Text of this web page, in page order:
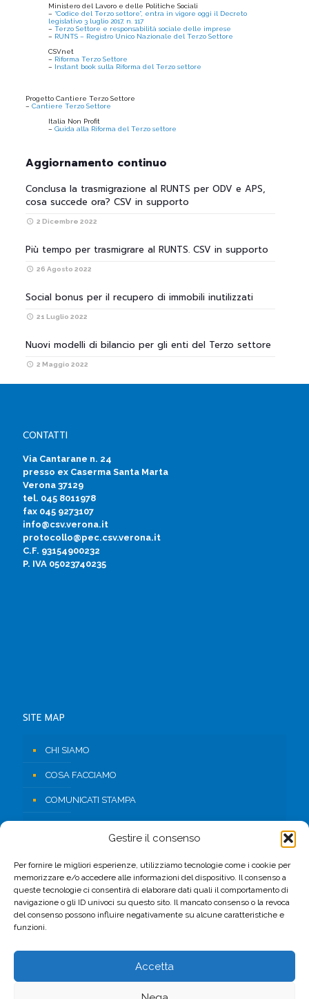
Gestire il consenso
Per fornire le migliori esperienze, utilizziamo tecnologie come i cookie per
memorizzare e/o accedere alle informazioni del dispositivo. Il consenso a
queste tecnologie ci consentirà di elaborare dati quali il comportamento di
navigazione o gli ID univoci su questo sito. Il mancato consenso o la revoca
del consenso possono influire negativamente su alcune caratteristiche e
funzioni.
Accetta
Ministero del Lavoro e delle Politiche Sociali
– “Codice del Terzo settore”, entra in vigore oggi il Decreto
legislativo 3 luglio 2017, n. 117
– Terzo Settore e responsabilità sociale delle imprese
– RUNTS – Registro Unico Nazionale del Terzo Settore
CSVnet
– Riforma Terzo Settore
– Instant book sulla Riforma del Terzo settore
Progetto Cantiere Terzo Settore
– Cantiere Terzo Settore
Italia Non Profit
– Guida alla Riforma del Terzo settore
Aggiornamento continuo
Conclusa la trasmigrazione al RUNTS per ODV e APS,
cosa succede ora? CSV in supporto
2 Dicembre 2022
Più tempo per trasmigrare al RUNTS. CSV in supporto
26 Agosto 2022
Social bonus per il recupero di immobili inutilizzati
21 Luglio 2022
Nuovi modelli di bilancio per gli enti del Terzo settore
2 Maggio 2022
CONTATTI
Via Cantarane n. 24
presso ex Caserma Santa Marta
Verona 37129
tel. 045 8011978
fax 045 9273107
info@csv.verona.it
protocollo@pec.csv.verona.it
C.F. 93154900232
P. IVA 05023740235
SITE MAP
CHI SIAMO
COSA FACCIAMO
COMUNICATI STAMPA
RISORSE
AREA RISERVATA
FACEBOOK